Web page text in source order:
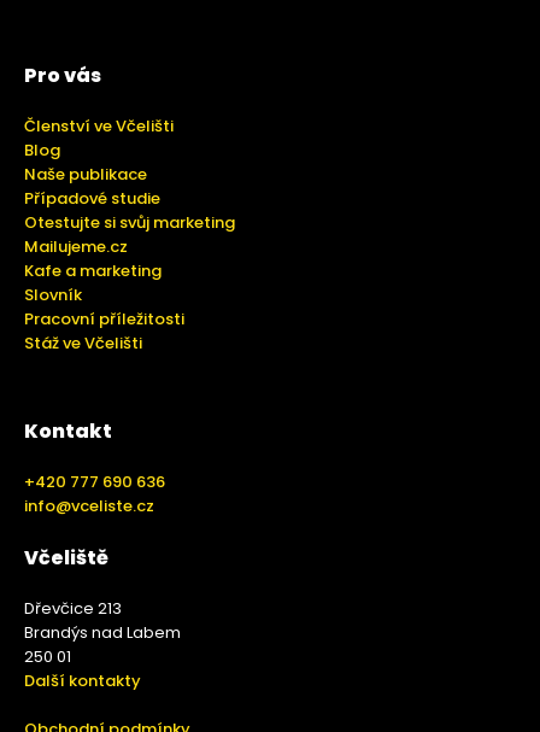
Pro vás
Členství ve Včelišti
Blog
Naše publikace
Případové studie
Otestujte si svůj marketing
Mailujeme.cz
Kafe a marketing
Slovník
Pracovní příležitosti
Stáž ve Včelišti
Kontakt
+420 777 690 636
info@vceliste.cz
Včeliště
Dřevčice 213
Brandýs nad Labem
250 01
Další kontakty